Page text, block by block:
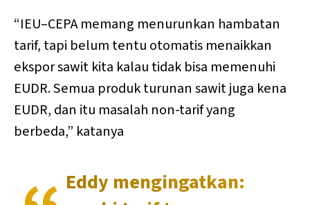
“IEU–CEPA memang menurunkan hambatan
tarif, tapi belum tentu otomatis menaikkan
ekspor sawit kita kalau tidak bisa memenuhi
EUDR. Semua produk turunan sawit juga kena
EUDR, dan itu masalah non-tarif yang
berbeda,” katanya
Eddy mengingatkan: